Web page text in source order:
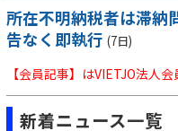
所在不明納税者は滞納
告なく即執行 (7日)
【会員記事】はVIETJO法人
新着ニュース一覧